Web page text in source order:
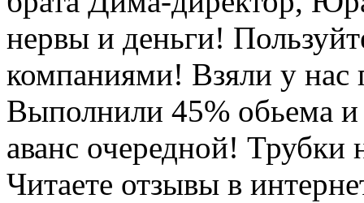
нервы и деньги!
компаниями! Взяли у нас
Выполнили 45% обьема и
аванс очередной! Трубки
Читаете отзывы в